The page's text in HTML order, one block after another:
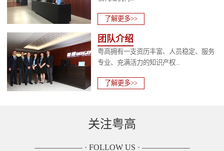
了解更多>>
团队介绍
粤高拥有一支资历丰富、人员稳定、服务
专业、充满活力的知识产权...
了解更多>>
关注粤高
—————— · FOLLOW US · ——————